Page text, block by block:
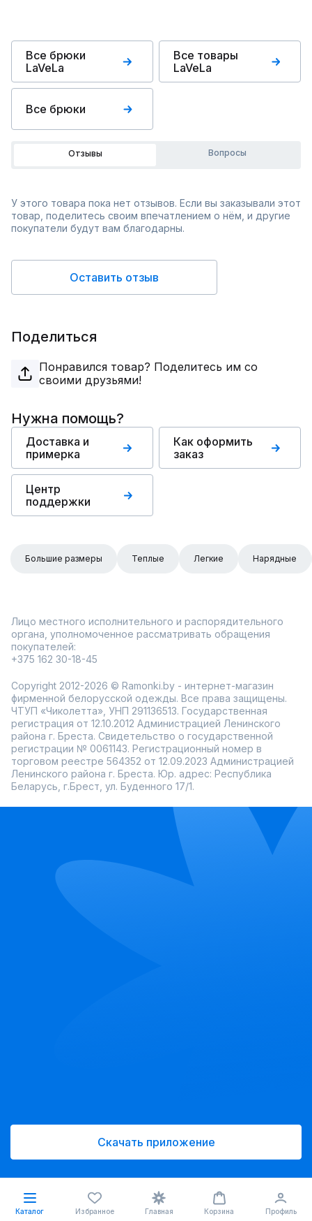
Все брюки
LaVeLa
Все товары
LaVeLa
Все брюки
Отзывы Вопросы
У этого товара пока нет отзывов. Если вы заказывали этот
товар, поделитесь своим впечатлением о нём, и другие
покупатели будут вам благодарны.
Оставить отзыв
Поделиться
Понравился товар? Поделитесь им со
своими друзьями!
Нужна помощь?
Доставка и
примерка
Как оформить
заказ
Центр
поддержки
Большие размеры Теплые Легкие Нарядные
Лицо местного исполнительного и распорядительного
органа, уполномоченное рассматривать обращения
покупателей:
+375 162 30-18-45
Copyright 2012-2026 © Ramonki.by - интернет-магазин
фирменной белорусской одежды. Все права защищены.
ЧТУП «Чиколетта», УНП 291136513. Государственная
регистрация от 12.10.2012 Администрацией Ленинского
района г. Бреста. Свидетельство о государственной
регистрации № 0061143. Регистрационный номер в
торговом реестре 564352 от 12.09.2023 Администрацией
Ленинского района г. Бреста. Юр. адрес: Республика
Беларусь, г.Брест, ул. Буденного 17/1.
Скачать приложение
Каталог Избранное Главная Корзина Профиль